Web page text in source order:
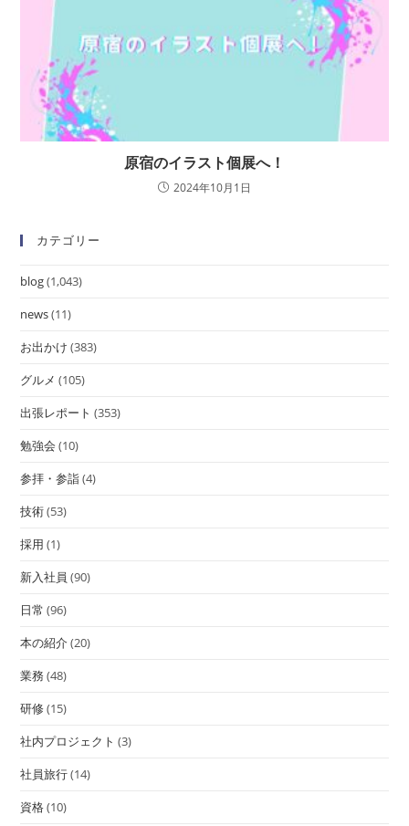
原宿のイラスト個展へ！
2024年10月1日
カテゴリー
blog(1,043)
news(11)
お出かけ (383)
グルメ (105)
出張レポート (353)
勉強会 (10)
参拝・参詣(4)
技術(53)
採用 (1)
新入社員 (90)
日常 (96)
本の紹介(20)
業務(48)
研修(15)
社内プロジェクト (3)
社員旅行(14)
資格(10)